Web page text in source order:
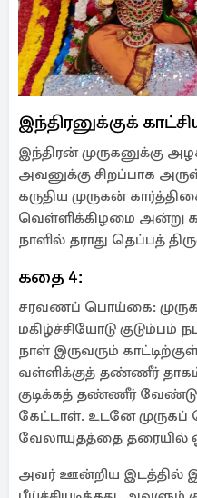
இந்திரனுக்குக்
இந்திரன் முருகனுக்கு
அவனுக்கு சிறப்பாக
கருதிய முருகன்
வெள்ளிக்கிழமை அன்று
நாளில் தராது தெப்பத்
கதை 4:
சரவணப் பொய்கை:
மகிழ்ச்சியோடு குடும்பம்
நாள் இருவரும்
வள்ளிக்குத் தண்ணீர்
குடிக்கத் தண்ணீர்
கேட்டாள். உடனே
வேலாயுதத்தை தரையில்
அவர் ஊன்றிய இடத்தில்